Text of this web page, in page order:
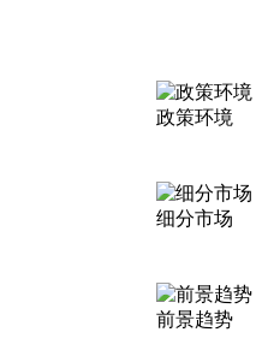
政策环境
细分市场
前景趋势